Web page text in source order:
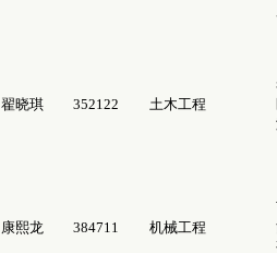
翟晓琪 352122 土木工程
康熙龙 384711 机械工程